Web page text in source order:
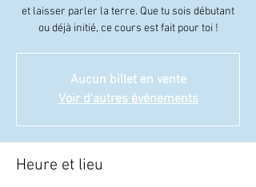
et laisser parler la terre. Que tu sois débutant
ou déjà initié, ce cours est fait pour toi !
Aucun billet en vente
Voir d'autres événements
Heure et lieu